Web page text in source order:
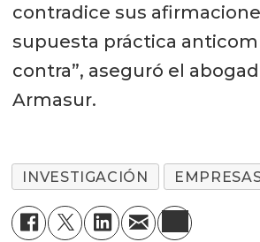
contradice sus
supuesta práctica
contra”, aseguró el
Armasur.
INVESTIGACIÓN